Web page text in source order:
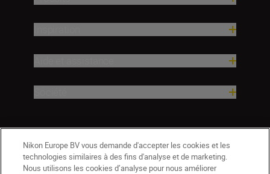
Nikon Europe BV vous demande d'accepter les cookies et les
technologies similaires à des fins d'analyse et de marketing.
Nous utilisons les cookies d’analyse pour nous améliorer